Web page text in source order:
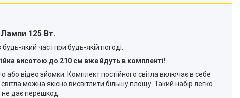
Лампи 125 Вт.
який час і при будь-якій погоді.
висотою до 210 см вже йдуть в комплекті!
відео зйомки. Комплект постійного світла включає в себе
можна якісно висвітлити більшу площу. Такий набір легко
не дає перешкод.